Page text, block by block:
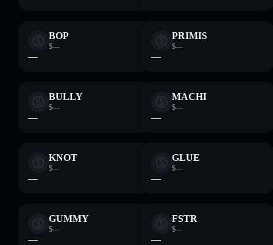
BOP
$—
—
PRIMIS
$—
—
BULLY
$—
—
MACHI
$—
—
KNOT
$—
—
GLUE
$—
—
GUMMY
$—
—
FSTR
$—
—